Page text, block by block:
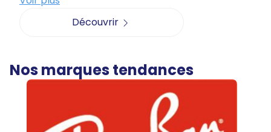
Découvrir
Nos marques tendances